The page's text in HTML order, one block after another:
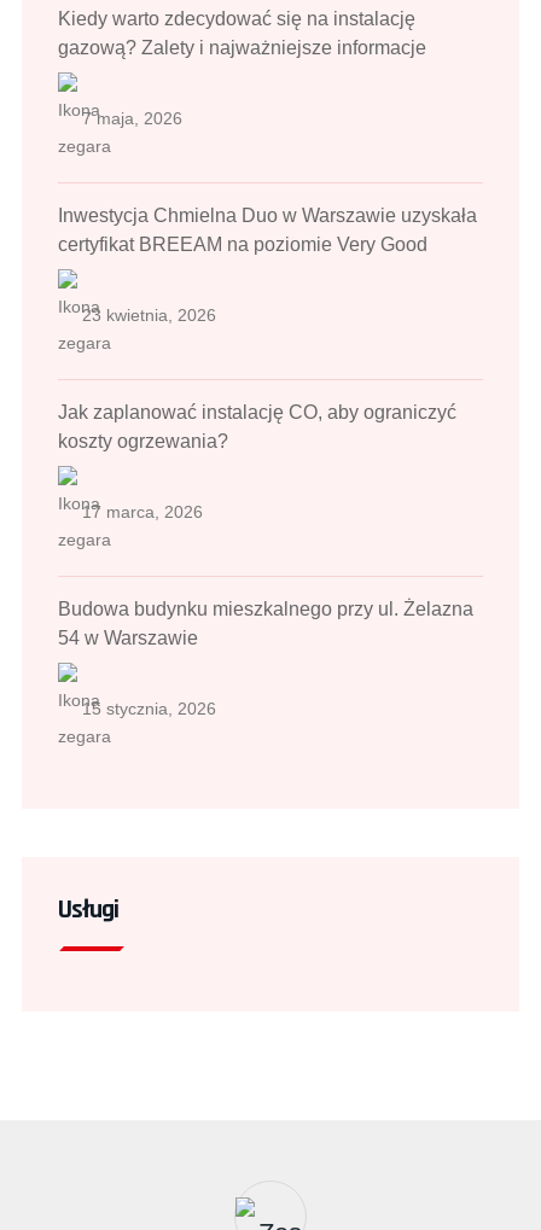
Kiedy warto zdecydować się na instalację
gazową? Zalety i najważniejsze informacje
7 maja, 2026
Inwestycja Chmielna Duo w Warszawie uzyskała
certyfikat BREEAM na poziomie Very Good
23 kwietnia, 2026
Jak zaplanować instalację CO, aby ograniczyć
koszty ogrzewania?
17 marca, 2026
Budowa budynku mieszkalnego przy ul. Żelazna
54 w Warszawie
15 stycznia, 2026
Usługi